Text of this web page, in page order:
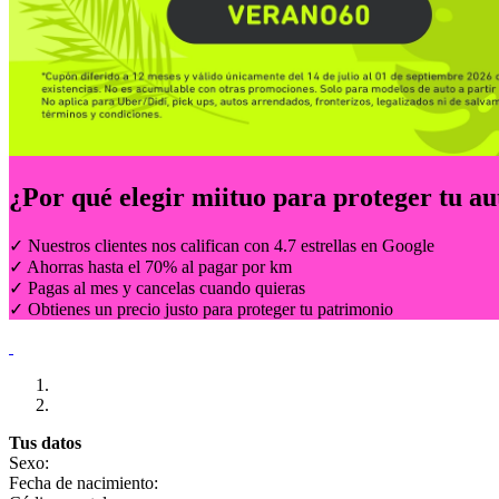
¿Por qué elegir miituo para proteger tu
✓ Nuestros clientes nos califican con 4.7 estrellas en Google
✓ Ahorras hasta el 70% al pagar por km
✓ Pagas al mes y cancelas cuando quieras
✓ Obtienes un precio justo para proteger tu patrimonio
Tus datos
Sexo:
Fecha de nacimiento: